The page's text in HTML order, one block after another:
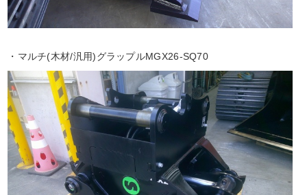
・マルチ(木材/汎用)グラップルMGX26-SQ70